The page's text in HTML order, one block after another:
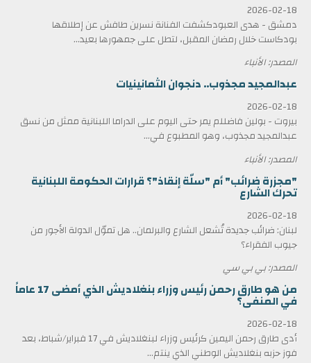
2026-02-18
دمشق - هدى العبودكشفت الفنانة نسرين طافش عن إطلاقها
بودكاست خلال رمضان المقبل، لتطل على جمهورها بعيد...
المصدر: الأنباء
عبدالمجيد مجذوب.. دنجوان الثمانينيات
2026-02-18
بيروت - بولين فاضللم يمر حتى اليوم على الدراما اللبنانية ممثل من نسق
عبدالمجيد مجذوب، وهو المطبوع في...
المصدر: الأنباء
"مجزرة ضرائب" أم "سلّة إنقاذ"؟ قرارات الحكومة اللبنانية
تحرك الشارع
2026-02-18
لبنان: ضرائب جديدة تُشعل الشارع والبرلمان.. هل تموّل الدولة الأجور من
جيوب الفقراء؟
المصدر: بي بي سي
من هو طارق رحمن رئيس وزراء بنغلاديش الذي أمضى 17 عاماً
في المنفى؟
2026-02-18
أدى طارق رحمن اليمين كرئيس وزراء لبنغلاديش في 17 فبراير/شباط، بعد
فوز حزبه بنغلاديش الوطني الذي ينتم...